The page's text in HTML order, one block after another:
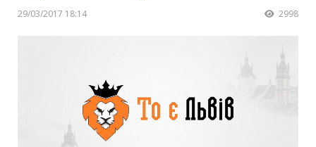
29/03/2017 18:14 2998